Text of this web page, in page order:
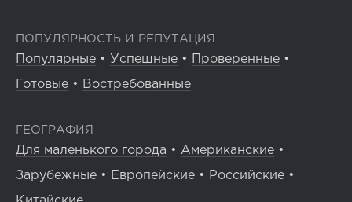
ПОПУЛЯРНОСТЬ И РЕПУТАЦИЯ
Популярные • Успешные • Проверенные •
Готовые • Востребованные
ГЕОГРАФИЯ
Для маленького города • Американские •
Зарубежные • Европейские • Российские •